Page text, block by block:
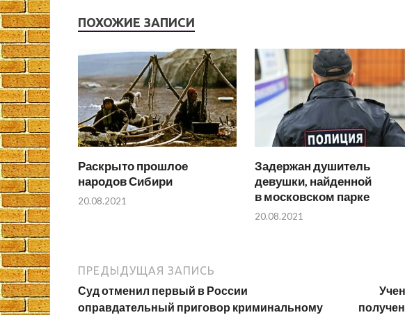
ПОХОЖИЕ ЗАПИСИ
Раскрыто прошлое
народов Сибири
20.08.2021
Задержан душитель
девушки, найденной
в московском парке
20.08.2021
ПРЕДЫДУЩАЯ ЗАПИСЬ
Суд отменил первый в России
оправдательный приговор криминальному